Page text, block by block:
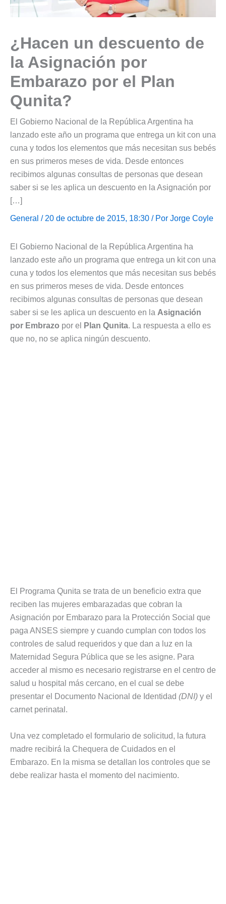
¿Hacen un descuento de
la Asignación por
Embarazo por el Plan
Qunita?
El Gobierno Nacional de la República Argentina ha
lanzado este año un programa que entrega un kit con una
cuna y todos los elementos que más necesitan sus bebés
en sus primeros meses de vida. Desde entonces
recibimos algunas consultas de personas que desean
saber si se les aplica un descuento en la Asignación por
[…]
General / 20 de octubre de 2015, 18:30 / Por Jorge Coyle
El Gobierno Nacional de la República Argentina ha
lanzado este año un programa que entrega un kit con una
cuna y todos los elementos que más necesitan sus bebés
en sus primeros meses de vida. Desde entonces
recibimos algunas consultas de personas que desean
saber si se les aplica un descuento en la Asignación
por Embrazo por el Plan Qunita. La respuesta a ello es
que no, no se aplica ningún descuento.
El Programa Qunita se trata de un beneficio extra que
reciben las mujeres embarazadas que cobran la
Asignación por Embarazo para la Protección Social que
paga ANSES siempre y cuando cumplan con todos los
controles de salud requeridos y que dan a luz en la
Maternidad Segura Pública que se les asigne. Para
acceder al mismo es necesario registrarse en el centro de
salud u hospital más cercano, en el cual se debe
presentar el Documento Nacional de Identidad (DNI) y el
carnet perinatal.
Una vez completado el formulario de solicitud, la futura
madre recibirá la Chequera de Cuidados en el
Embarazo. En la misma se detallan los controles que se
debe realizar hasta el momento del nacimiento.